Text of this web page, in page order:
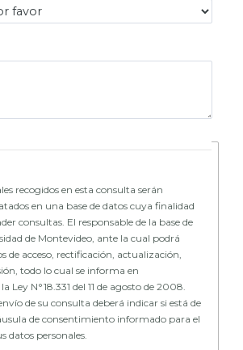
recogidos en esta consulta serán
en una base de datos cuya finalidad
consultas. El responsable de la base de
de Montevideo, ante la cual podrá
de acceso, rectificación, actualización,
todo lo cual se informa en
Ley N°18.331 del 11 de agosto de 2008.
de su consulta deberá indicar si está de
de consentimiento informado para el
datos personales.